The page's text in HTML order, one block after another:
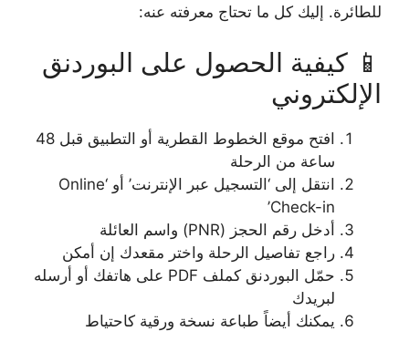
للطائرة. إليك كل ما تحتاج معرفته عنه:
📱 كيفية الحصول على البوردنق
الإلكتروني
افتح موقع الخطوط القطرية أو التطبيق قبل 48
ساعة من الرحلة
انتقل إلى ‘التسجيل عبر الإنترنت’ أو ‘Online
Check-in’
أدخل رقم الحجز (PNR) واسم العائلة
راجع تفاصيل الرحلة واختر مقعدك إن أمكن
حمّل البوردنق كملف PDF على هاتفك أو أرسله
لبريدك
يمكنك أيضاً طباعة نسخة ورقية كاحتياط